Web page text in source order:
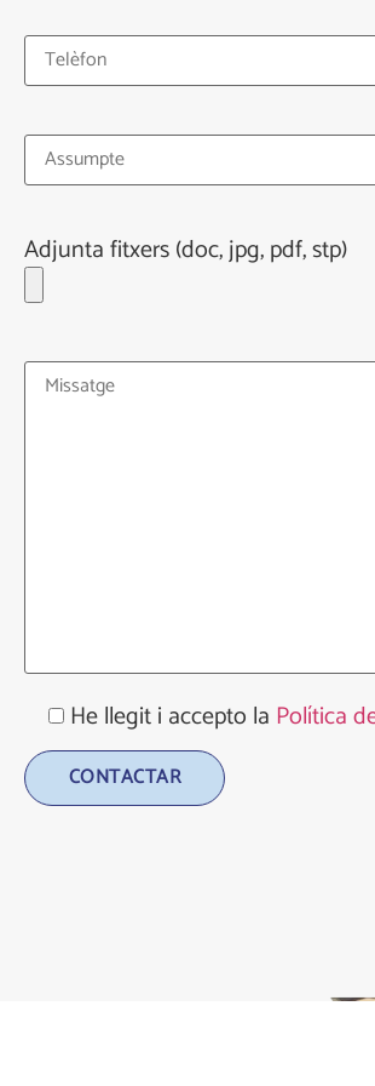
Adjunta fitxers (doc, jpg, pdf, stp)
He llegit i accepto la Política